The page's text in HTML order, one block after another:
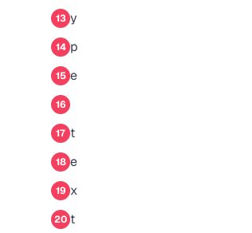
13 y
14 p
15 e
16
17 t
18 e
19 x
20 t